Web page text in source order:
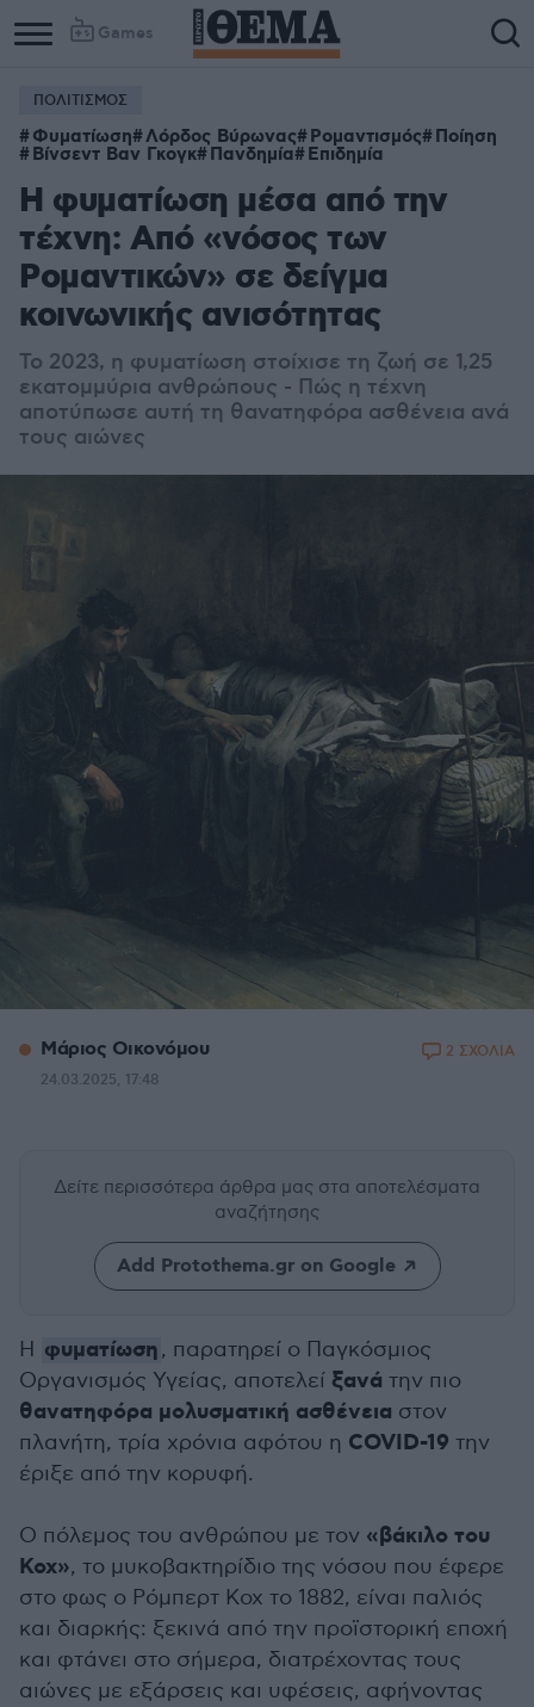
Games
ΠΟΛΙΤΙΣΜΟΣ
Φυματίωση Λόρδος Βύρωνας Ρομαντισμός Ποίηση
Βίνσεντ Βαν Γκογκ Πανδημία Επιδημία
Η φυματίωση μέσα από την
τέχνη: Από «νόσος των
Ρομαντικών» σε δείγμα
κοινωνικής ανισότητας
Το 2023, η φυματίωση στοίχισε τη ζωή σε 1,25
εκατομμύρια ανθρώπους - Πώς η τέχνη
αποτύπωσε αυτή τη θανατηφόρα ασθένεια ανά
τους αιώνες
Μάριος Οικονόμου
24.03.2025, 17:48
2 ΣΧΟΛΙΑ
Δείτε περισσότερα άρθρα μας στα αποτελέσματα
αναζήτησης
Add Protothema.gr on Google
Η φυματίωση, παρατηρεί ο Παγκόσμιος
Οργανισμός Υγείας, αποτελεί ξανά την πιο
θανατηφόρα μολυσματική ασθένεια στον
πλανήτη, τρία χρόνια αφότου η COVID-19 την
έριξε από την κορυφή.
Ο πόλεμος του ανθρώπου με τον «βάκιλο του
Κοχ», το μυκοβακτηρίδιο της νόσου που έφερε
στο φως ο Ρόμπερτ Κοχ το 1882, είναι παλιός
και διαρκής: ξεκινά από την προϊστορική εποχή
και φτάνει στο σήμερα, διατρέχοντας τους
αιώνες με εξάρσεις και υφέσεις, αφήνοντας